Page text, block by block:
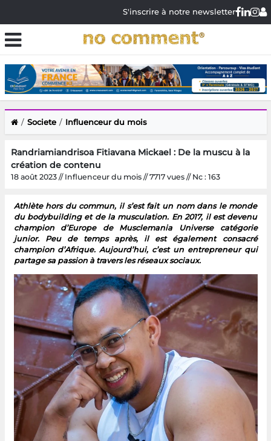
S'inscrire à notre newsletter
Societe Influenceur du mois
Randriamiandrisoa Fitiavana Mickael : De la muscu à la
création de contenu
18 août 2023 // Influenceur du mois // 7717 vues // Nc : 163
Athlète hors du commun, il s’est fait un nom dans le monde
du bodybuilding et de la musculation. En 2017, il est devenu
champion d’Europe de Musclemania Universe catégorie
junior. Peu de temps après, il est également consacré
champion d’Afrique. Aujourd’hui, c’est un entrepreneur qui
partage sa passion à travers les réseaux sociaux.